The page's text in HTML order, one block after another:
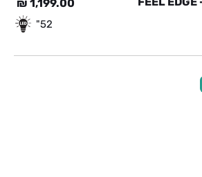
1,199.00
₪
52"